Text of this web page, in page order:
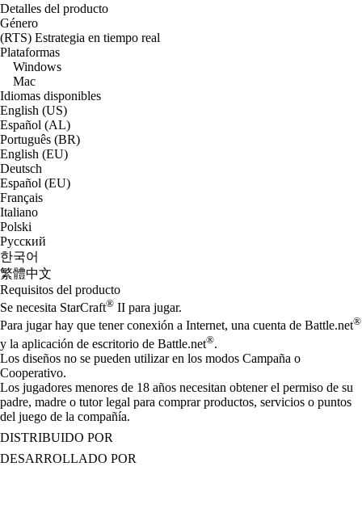
Detalles del producto
Género
(RTS) Estrategia en tiempo real
Plataformas
Windows
Mac
Idiomas disponibles
English (US)
Español (AL)
Português (BR)
English (EU)
Deutsch
Español (EU)
Français
Italiano
Polski
Русский
한국어
繁體中文
Requisitos del producto
Se necesita StarCraft® II para jugar.
Para jugar hay que tener conexión a Internet, una cuenta de Battle.net®
y la aplicación de escritorio de Battle.net®.
Los diseños no se pueden utilizar en los modos Campaña o
Cooperativo.
Los jugadores menores de 18 años necesitan obtener el permiso de su
padre, madre o tutor legal para comprar productos, servicios o puntos
del juego de la compañía.
DISTRIBUIDO POR
DESARROLLADO POR